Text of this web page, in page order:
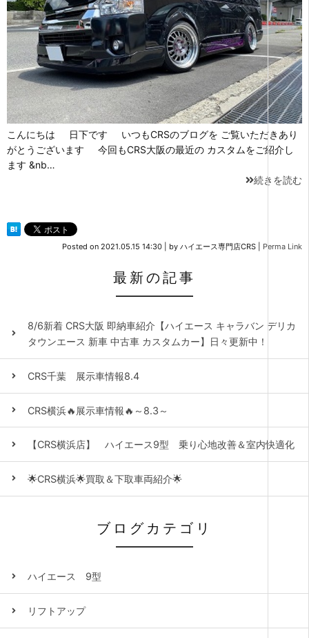
こんにちは 日下です いつもCRSのブログを ご覧いただきあり
がとうございます 今回もCRS大阪の最近の カスタムをご紹介し
ます &nb…
続きを読む
Posted on 2021.05.15 14:30 by ハイエース専門店CRS Perma Link
最新の記事
8/6新着 CRS大阪 即納車紹介【ハイエース キャラバン デリカ
タウンエース 新車 中古車 カスタムカー】日々更新中！
CRS千葉 展示車情報8.4
CRS横浜🔥展示車情報🔥～8.3～
【CRS横浜店】 ハイエース9型 乗り心地改善＆室内快適化
🌟CRS横浜🌟買取＆下取車両紹介🌟
ブログカテゴリ
ハイエース 9型
リフトアップ